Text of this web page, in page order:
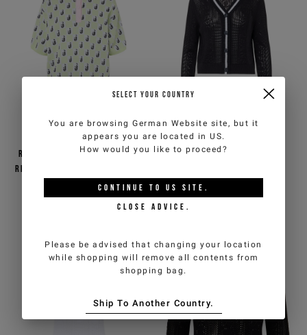
Rosa-grünes Poloshirt aus
reiner Jacquard-Baumwolle
im Cropped Fit mit
Schachbrettmuster
€220,00 -50%
€110,00
Schwarzer Cardigan aus
Pointelle-Strickmuster
€220,00 -50%
€110,00
SELECT YOUR COUNTRY
You are browsing German Website site, but it
appears you are located in US.
How would you like to proceed?
CONTINUE TO US SITE.
CLOSE ADVICE.
Please be advised that changing your location
while shopping will remove all contents from
shopping bag.
Ship To Another Country.